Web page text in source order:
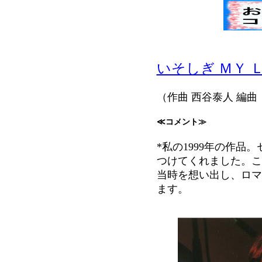
いそしぎ ＭＹ
（作曲 西谷泰人 編
≪コメント≫
*私の1999年の作品。
つけてくれました。
当時を想い出し、ロ
ます。